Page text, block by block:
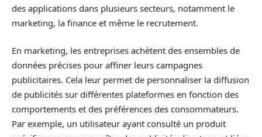
des applications dans plusieurs secteurs, notamment le
marketing, la finance et même le recrutement.
En marketing, les entreprises achètent des ensembles de
données précises pour affiner leurs campagnes
publicitaires. Cela leur permet de personnaliser la diffusion
de publicités sur différentes plateformes en fonction des
comportements et des préférences des consommateurs.
Par exemple, un utilisateur ayant consulté un produit